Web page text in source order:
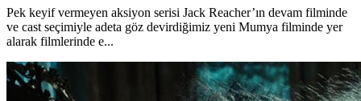
Pek keyif vermeyen aksiyon serisi Jack Reacher’ın devam filminde
ve cast seçimiyle adeta göz devirdiğimiz yeni Mumya filminde yer
alarak filmlerinde e...